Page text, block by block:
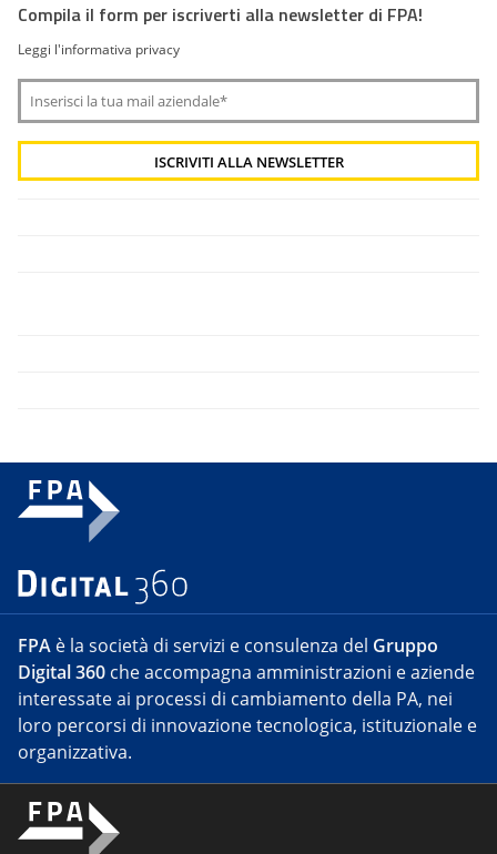
Compila il form per iscriverti alla newsletter di FPA!
Leggi l'informativa privacy
FPA è la società di servizi e consulenza del Gruppo
Digital 360 che accompagna amministrazioni e aziende
interessate ai processi di cambiamento della PA, nei
loro percorsi di innovazione tecnologica, istituzionale e
organizzativa.